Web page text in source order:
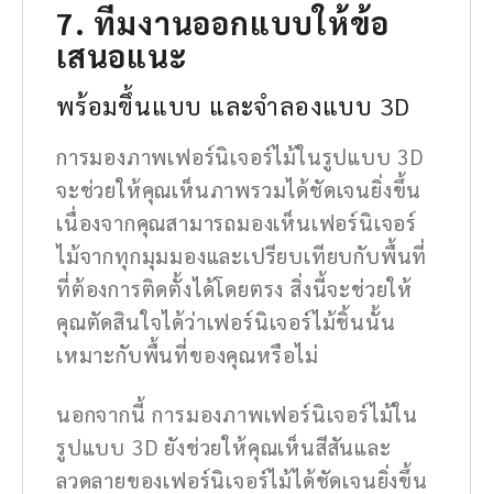
7. ทีมงานออกแบบให้ข้อ
เสนอแนะ
พร้อมขึ้นแบบ และจำลองแบบ 3D
การมองภาพเฟอร์นิเจอร์ไม้ในรูปแบบ 3D
จะช่วยให้คุณเห็นภาพรวมได้ชัดเจนยิ่งขึ้น
เนื่องจากคุณสามารถมองเห็นเฟอร์นิเจอร์
ไม้จากทุกมุมมองและเปรียบเทียบกับพื้นที่
ที่ต้องการติดตั้งได้โดยตรง สิ่งนี้จะช่วยให้
คุณตัดสินใจได้ว่าเฟอร์นิเจอร์ไม้ชิ้นนั้น
เหมาะกับพื้นที่ของคุณหรือไม่
นอกจากนี้ การมองภาพเฟอร์นิเจอร์ไม้ใน
รูปแบบ 3D ยังช่วยให้คุณเห็นสีสันและ
ลวดลายของเฟอร์นิเจอร์ไม้ได้ชัดเจนยิ่งขึ้น